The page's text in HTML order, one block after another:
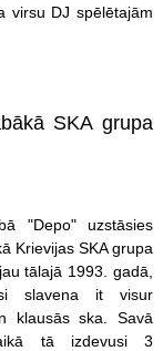
virsu DJ spēlētajām
SKA grupa
"Depo" uzstāsies
Krievijas SKA grupa
tālajā 1993. gadā,
slavena it visur
klausās ska. Savā
tā izdevusi 3